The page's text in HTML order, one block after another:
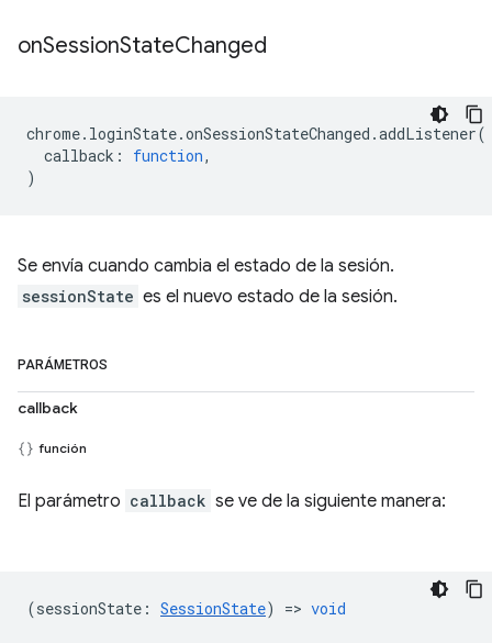
onSessionStateChanged
chrome. loginState.onSessionStateChanged .addListener(
callback : function,
)
Se envía cuando cambia el estado de la sesión.
sessionState es el nuevo estado de la sesión.
PARÁMETROS
callback
función
El parámetro callback se ve de la siguiente manera:
(sessionState : SessionState) => void